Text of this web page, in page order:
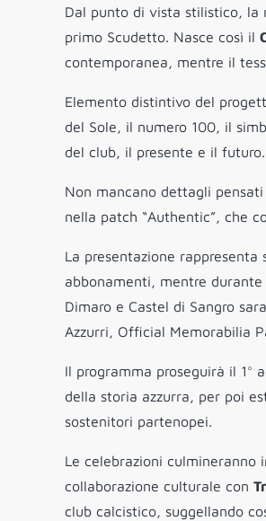
Dal punto di vista stilistico, la
primo Scudetto. Nasce così il
contemporanea, mentre il
Elemento distintivo del
del Sole, il numero 100, il
del club, il presente e il futuro.
Non mancano dettagli
nella patch “Authentic”, che
La presentazione
abbonamenti, mentre
Dimaro e Castel di Sangro
Azzurri, Official Memorabilia
Il programma proseguirà il 1°
della storia azzurra, per poi
sostenitori partenopei.
Le celebrazioni culmineranno
collaborazione culturale con
club calcistico, suggellando